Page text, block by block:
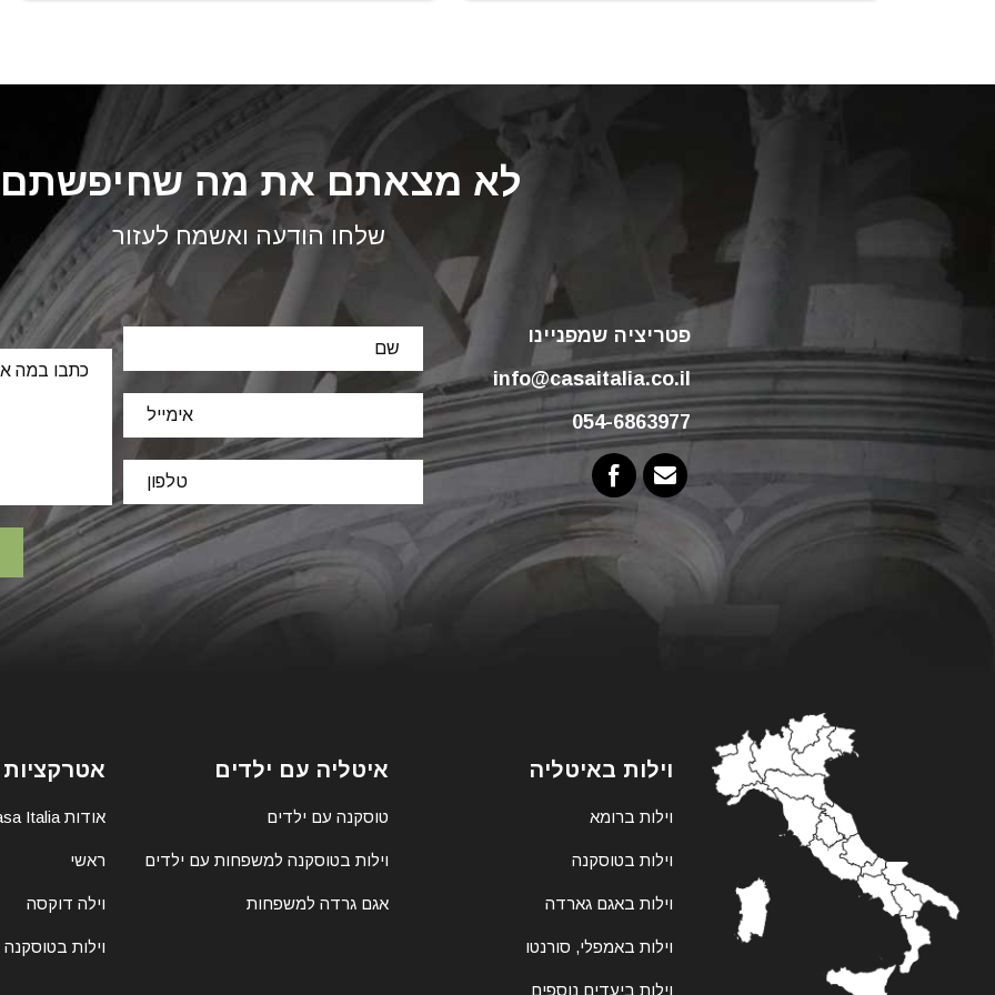
לא מצאתם את מה
שלחו הודעה ואשמח לעזור
פטריציה שמפניינו
info@casaitalia.co.il
054-6863977
וילות באיטליה
וילות ברומא
וילות בטוסקנה
וילות באגם גארדה
וילות באמפלי, סורנטו
וילות ביעדים נוספים
איטליה עם ילדים
טוסקנה עם ילדים
וילות בטוסקנה למשפחות עם ילדים
אגם גרדה למשפחות
אודות Casa Italia
ראשי
וילה דוקסה
וילות בטוסקנה